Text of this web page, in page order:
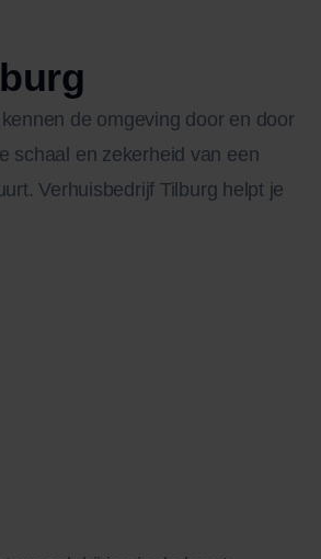
de omgeving door en door
schaal en zekerheid van een
Verhuisbedrijf Tilburg helpt je